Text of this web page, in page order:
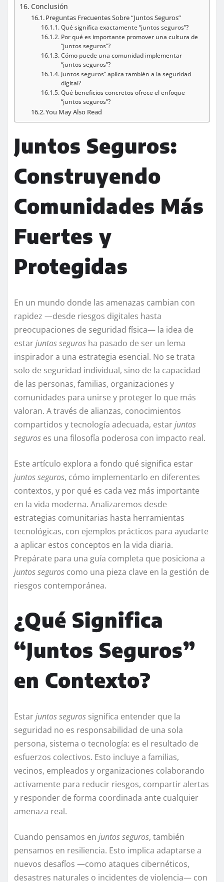
Conclusión
Preguntas Frecuentes Sobre “Juntos Seguros”
Qué significa exactamente “juntos seguros”?
Por qué es importante promover una cultura de
“juntos seguros”?
Cómo puede una comunidad implementar
“juntos seguros”?
Juntos seguros” aplica también a la seguridad
digital?
Qué beneficios concretos ofrece el enfoque
“juntos seguros”?
You May Also Read
Juntos Seguros:
Construyendo
Comunidades Más
Fuertes y
Protegidas
En un mundo donde las amenazas cambian con
rapidez —desde riesgos digitales hasta
preocupaciones de seguridad física— la idea de
estarjuntos seguros ha pasado de ser un lema
inspirador a una estrategia esencial. No se trata
solo de seguridad individual, sino de la capacidad
de las personas, familias, organizaciones y
comunidades para unirse y proteger lo que más
valoran. A través de alianzas, conocimientos
compartidos y tecnología adecuada, estarjuntos
seguros es una filosofía poderosa con impacto real.
Este artículo explora a fondo qué significa estar
juntos seguros, cómo implementarlo en diferentes
contextos, y por qué es cada vez más importante
en la vida moderna. Analizaremos desde
estrategias comunitarias hasta herramientas
tecnológicas, con ejemplos prácticos para ayudarte
a aplicar estos conceptos en la vida diaria.
Prepárate para una guía completa que posiciona a
juntos seguros como una pieza clave en la gestión de
riesgos contemporánea.
¿Qué Significa
“Juntos Seguros”
en Contexto?
Estarjuntos seguros significa entender que la
seguridad no es responsabilidad de una sola
persona, sistema o tecnología: es el resultado de
esfuerzos colectivos. Esto incluye a familias,
vecinos, empleados y organizaciones colaborando
activamente para reducir riesgos, compartir alertas
y responder de forma coordinada ante cualquier
amenaza real.
Cuando pensamos en juntos seguros, también
pensamos en resiliencia. Esto implica adaptarse a
nuevos desafíos —como ataques cibernéticos,
desastres naturales o incidentes de violencia— con